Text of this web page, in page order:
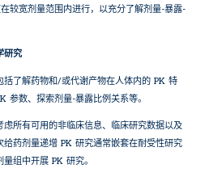
较宽剂量范围内进行，以充分了解剂量-暴露-
研究
了解药物和/或代谢产物在人体内的 PK 特
参数、探索剂量-暴露比例关系等。
所有可用的非临床信息、临床研究数据以及
药剂量递增 PK 研究通常嵌套在耐受性研究
组中开展 PK 研究。